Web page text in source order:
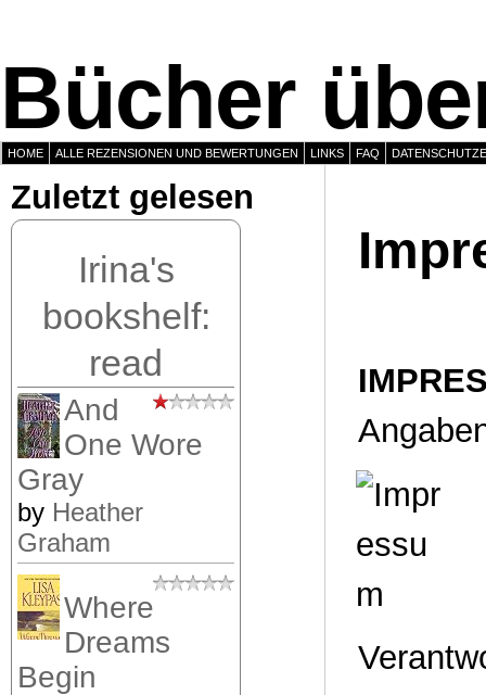
Bücher
HOME ALLE REZENSIONEN UND BEWERTUNGEN LINKS FAQ
Zuletzt gelesen
Irina's
bookshelf:
read
And
One Wore
Gray
by Heather
Graham
Where
Dreams
Begin